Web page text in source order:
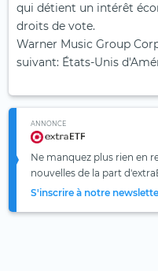
qui détient un intérêt
droits de vote.
Warner Music Group
suivant: États-Unis
ANNONCE
Ne manquez plus rien en
nouvelles de la part
S'inscrire à notre